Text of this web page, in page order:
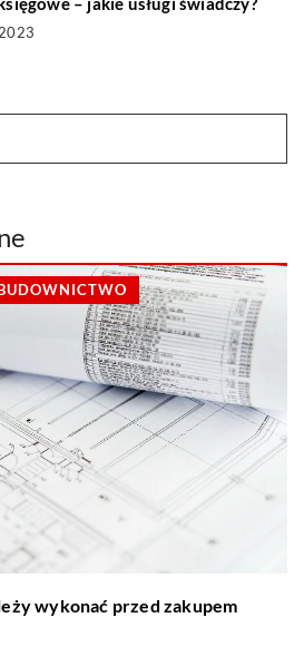
wykonać przed zakupem